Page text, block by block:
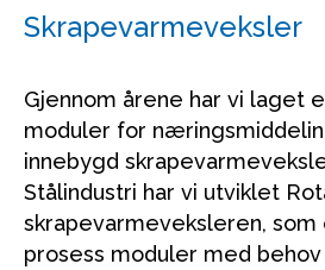
Skrapevarmeveksler
Gjennom årene har vi laget
moduler for
innebygd
Stålindustri har vi utviklet
skrapevarmeveksleren,
prosess moduler med